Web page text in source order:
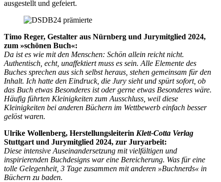
ausgestellt und gefeiert.
Timo Reger, Gestalter aus Nürnberg und Jurymitglied 2024,
zum »schönen Buch«:
Da ist es wie mit den Menschen: Schön allein reicht nicht.
Authentisch, echt, unaffektiert muss es sein. Alle Elemente des
Buches sprechen aus sich selbst heraus, stehen gemeinsam für den
Inhalt. Ich hatte den Eindruck, die Jury sieht und spürt sofort, ob
das Buch etwas Besonderes ist oder gerne etwas Besonderes wäre.
Häufig führten Kleinigkeiten zum Ausschluss, weil diese
Kleinigkeiten bei anderen Büchern im Wettbewerb einfach besser
gelöst waren.
Ulrike Wollenberg, Herstellungsleiterin Klett-Cotta Verlag
Stuttgart und Jurymitglied 2024, zur Juryarbeit:
Diese intensive Auseinandersetzung mit vielfältigen und
inspirierenden Buchdesigns war eine Bereicherung. Was für eine
tolle Gelegenheit, 3 Tage zusammen mit anderen »Buchnerds« in
Büchern zu baden.